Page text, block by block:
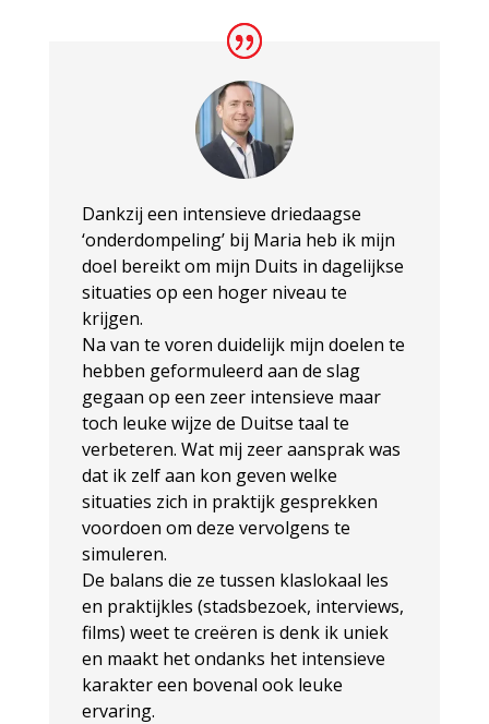
Dankzij een intensieve driedaagse
‘onderdompeling’ bij Maria heb ik mijn
doel bereikt om mijn Duits in dagelijkse
situaties op een hoger niveau te
krijgen.
Na van te voren duidelijk mijn doelen te
hebben geformuleerd aan de slag
gegaan op een zeer intensieve maar
toch leuke wijze de Duitse taal te
verbeteren. Wat mij zeer aansprak was
dat ik zelf aan kon geven welke
situaties zich in praktijk gesprekken
voordoen om deze vervolgens te
simuleren.
De balans die ze tussen klaslokaal les
en praktijkles (stadsbezoek, interviews,
films) weet te creëren is denk ik uniek
en maakt het ondanks het intensieve
karakter een bovenal ook leuke
ervaring.